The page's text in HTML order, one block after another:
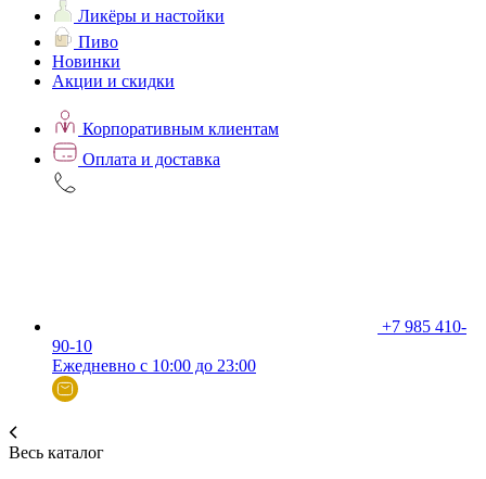
Ликёры и настойки
Пиво
Новинки
Акции и скидки
Корпоративным клиентам
Оплата и доставка
+7 985 410-
90-10
Ежедневно с 10:00 до 23:00
Весь каталог